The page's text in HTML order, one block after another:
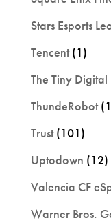
Stars Esports
Tencent(1)
The Tiny
ThundeRobot
Trust(101)
Uptodown (12)
Valencia CF
Warner Bros.